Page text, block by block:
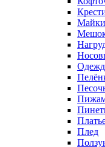
Майки
Мешок
Плед